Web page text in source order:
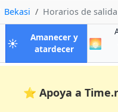
Bekasi Horarios de
☀️
Amanecer y
atardeceren Bekasi
🌅
⭐ Apoya a